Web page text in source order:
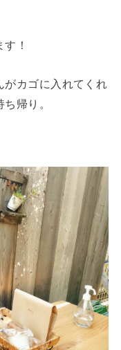
！
がカゴに入れてくれ
帰り。